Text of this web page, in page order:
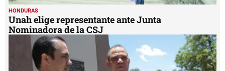
HONDURAS
Unah elige representante ante Junta
Nominadora de la CSJ